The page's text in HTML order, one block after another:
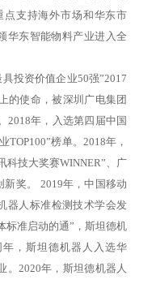
支持海外市场和华东市
华东智能物料产业进入全
投资价值企业50强”2017
的使命，被深圳广电集团
2018年，入选第四届中国
TOP100”榜单。2018年，
科技大奖赛WINNER”、广
奖。 2019年，中国移动
器人标准检测技术学会发
标准启动的通”，斯坦德机
，斯坦德机器人入选华
。2020年，斯坦德机器人